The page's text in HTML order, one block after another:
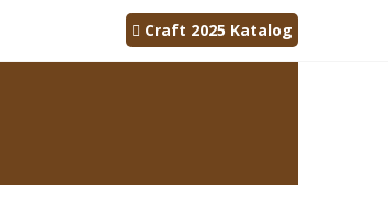
Craft 2025 Katalog